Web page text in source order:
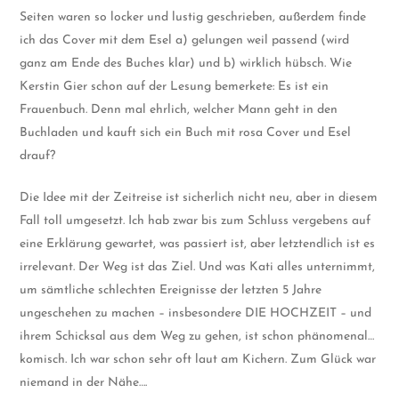
Seiten waren so locker und lustig geschrieben, außerdem finde
ich das Cover mit dem Esel a) gelungen weil passend (wird
ganz am Ende des Buches klar) und b) wirklich hübsch. Wie
Kerstin Gier schon auf der Lesung bemerkete: Es ist ein
Frauenbuch. Denn mal ehrlich, welcher Mann geht in den
Buchladen und kauft sich ein Buch mit rosa Cover und Esel
drauf?
Die Idee mit der Zeitreise ist sicherlich nicht neu, aber in diesem
Fall toll umgesetzt. Ich hab zwar bis zum Schluss vergebens auf
eine Erklärung gewartet, was passiert ist, aber letztendlich ist es
irrelevant. Der Weg ist das Ziel. Und was Kati alles unternimmt,
um sämtliche schlechten Ereignisse der letzten 5 Jahre
ungeschehen zu machen – insbesondere DIE HOCHZEIT – und
ihrem Schicksal aus dem Weg zu gehen, ist schon phänomenal…
komisch. Ich war schon sehr oft laut am Kichern. Zum Glück war
niemand in der Nähe….